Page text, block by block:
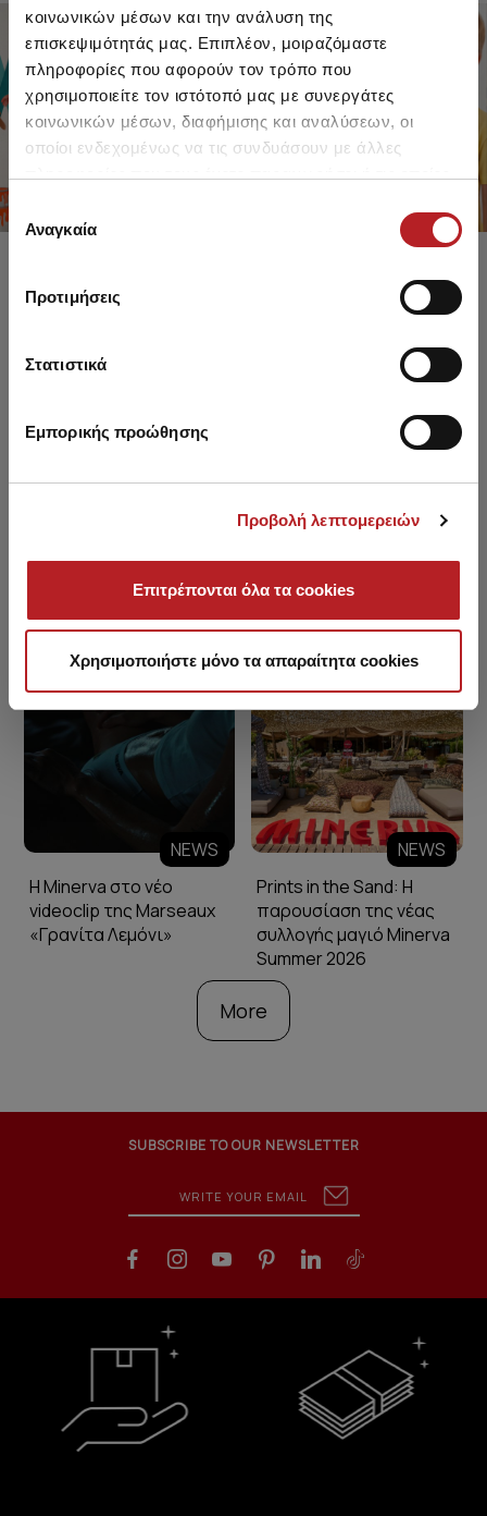
κοινωνικών μέσων και την ανάλυση της
επισκεψιμότητάς μας. Επιπλέον, μοιραζόμαστε
πληροφορίες που αφορούν τον τρόπο που
χρησιμοποιείτε τον ιστότοπό μας με συνεργάτες
κοινωνικών μέσων, διαφήμισης και αναλύσεων, οι
οποίοι ενδεχομένως να τις συνδυάσουν με άλλες
των υπηρεσιών τους.
Επιλογή
συγκατάθεσης
Αναγκαία
Προτιμήσεις
Στατιστικά
Εμπορικής προώθησης
Προβολή λεπτομερειών
Επιτρέπονται όλα τα cookies
Χρησιμοποιήστε μόνο τα απαραίτητα cookies
FOR GIRLS
UP TO -30%
SHOP SALE
FOR BOYS
UP TO -30%
SHOP SALE
Minerva Blog
NEWS
Η Minerva στο νέο
videoclip της Marseaux
«Γρανίτα Λεμόνι»
NEWS
Prints in the Sand: Η
παρουσίαση της νέας
συλλογής μαγιό Minerva
Summer 2026
More
SUBSCRIBE TO OUR NEWSLETTER